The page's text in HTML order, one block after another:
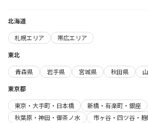
北海道
札幌エリア
帯広エリア
東北
青森県
岩手県 宮城県 秋田県
東京都
東京・大手町・日本橋
新橋・有楽町・銀座
秋葉原・神田・御茶ノ水
市ヶ谷・四ツ谷・